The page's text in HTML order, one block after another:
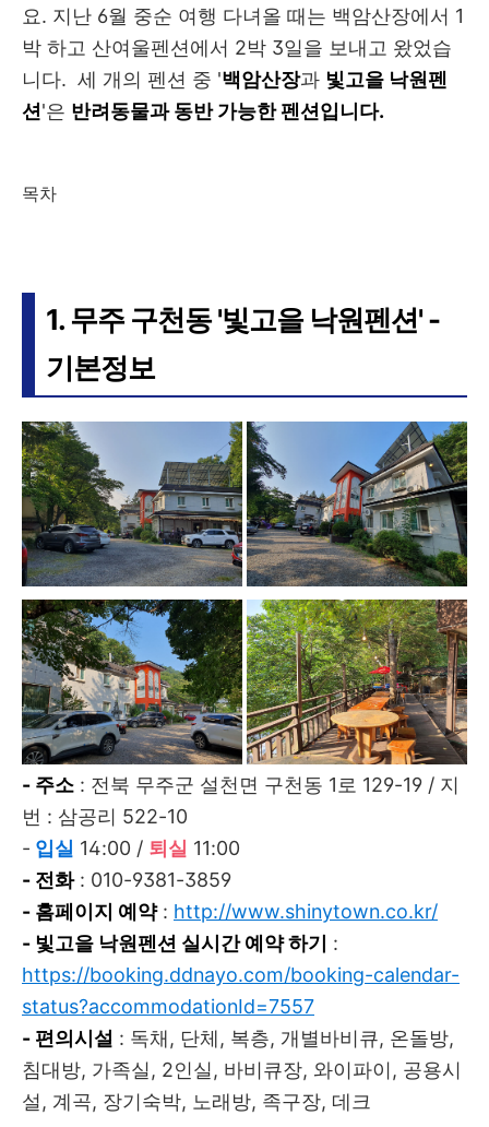
요. 지난 6월 중순 여행 다녀올 때는 백암산장에서 1
박 하고 산여울펜션에서 2박 3일을 보내고 왔었습
니다. 세 개의 펜션 중 '백암산장과 빛고을 낙원펜
션 '은 반려동물과 동반 가능한 펜션입니다.
목차
1. 무주 구천동 '빛고을 낙원펜션' -
기본정보
- 주소 : 전북 무주군 설천면 구천동 1로 129-19 / 지
번 : 삼공리 522-10
- 입실 14:00 / 퇴실 11:00
- 전화: 010-9381-3859
- 홈페이지 예약: http://www.shinytown.co.kr/
- 빛고을 낙원펜션 실시간 예약 하기
:
https://booking.ddnayo.com/booking-calendar-
status?accommodationId=7557
- 편의시설 : 독채, 단체, 복층, 개별바비큐, 온돌방,
침대방, 가족실, 2인실, 바비큐장, 와이파이, 공용시
설, 계곡, 장기숙박, 노래방, 족구장, 데크